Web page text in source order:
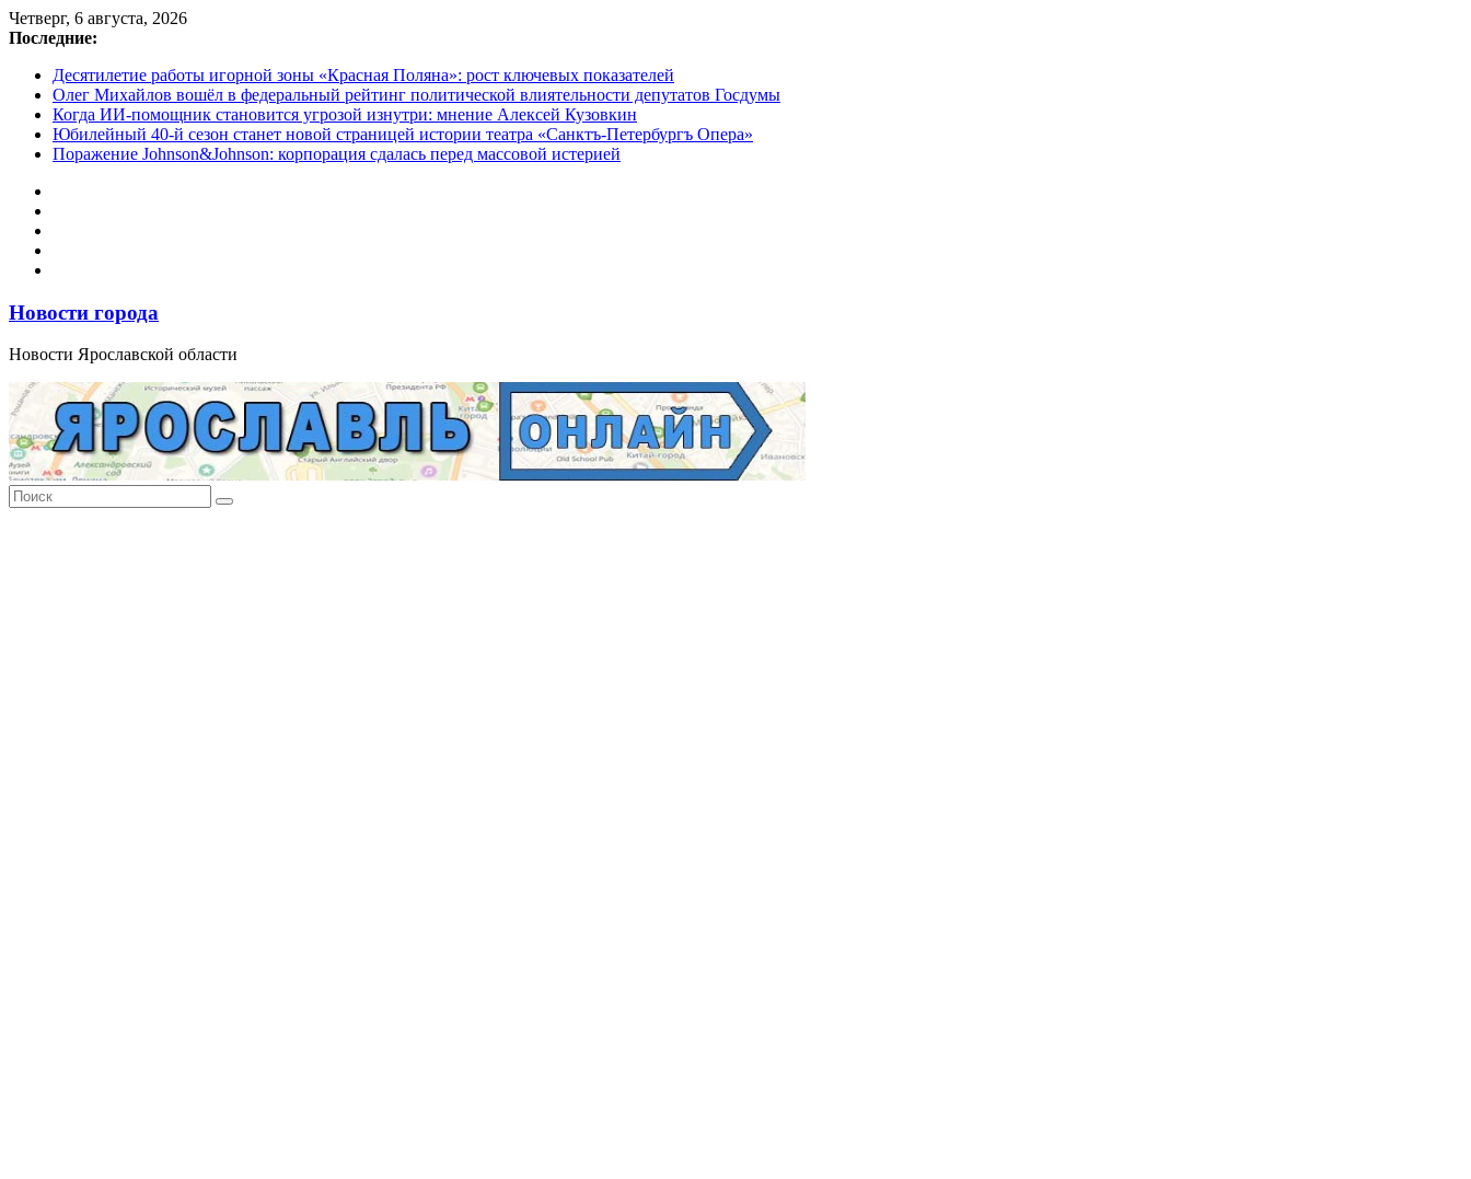
Перейти
к
Четверг, 6 августа, 2026
Последние:
Десятилетие работы игорной зоны «Красная Поляна»: рост ключевых показателей
Олег Михайлов вошёл в федеральный рейтинг политической влиятельности депутатов Госдумы
Когда ИИ-помощник становится угрозой изнутри: мнение Алексей Кузовкин
Юбилейный 40-й сезон станет новой страницей истории театра «Санктъ-Петербургъ Опера»
Поражение Johnson&Johnson: корпорация сдалась перед массовой истерией
Новости города
Новости Ярославской области